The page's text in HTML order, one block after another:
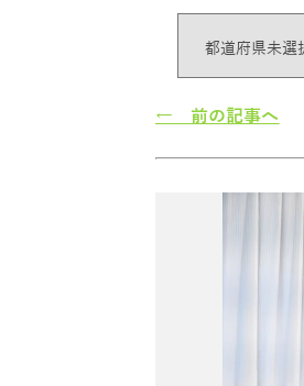
JAHAについて
JAHA資格講座一覧
骨盤スリムヨガ®通信
ヨガレッスンカレンダー
← 前の記事へ